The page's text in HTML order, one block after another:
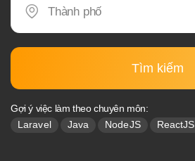
Tìm kiếm
Gợi ý việc làm theo chuyên môn:
Laravel Java NodeJS ReactJS